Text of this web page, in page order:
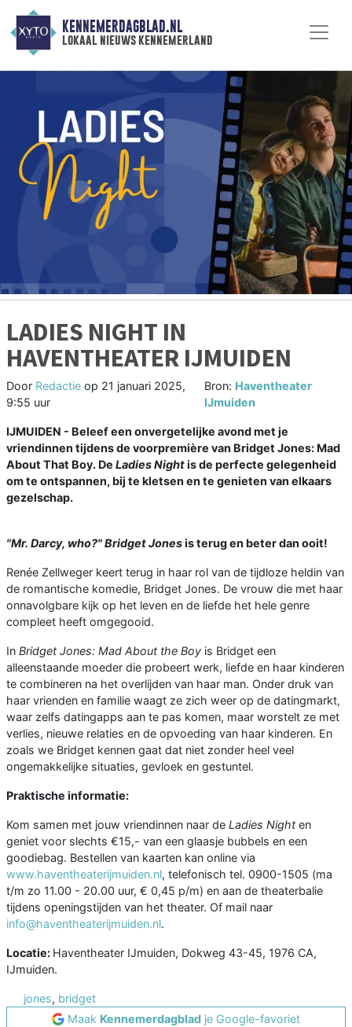
KENNEMERDAGBLAD.NL
lokaal nieuws kennemerland
LADIES NIGHT IN
HAVENTHEATER IJMUIDEN
Door Redactie op 21 januari 2025,
9:55 uur
Bron: Haventheater
IJmuiden
IJMUIDEN - Beleef een onvergetelijke avond met je
vriendinnen tijdens de voorpremière van Bridget Jones: Mad
About That Boy. De Ladies Nightis de perfecte gelegenheid
om te ontspannen, bij te kletsen en te genieten van elkaars
gezelschap.
"Mr. Darcy, who?"Bridget Jonesis terug en beter dan ooit!
Renée Zellweger keert terug in haar rol van de tijdloze heldin van
de romantische komedie, Bridget Jones. De vrouw die met haar
onnavolgbare kijk op het leven en de liefde het hele genre
compleet heeft omgegooid.
In Bridget Jones: Mad About the Boy is Bridget een
alleenstaande moeder die probeert werk, liefde en haar kinderen
te combineren na het overlijden van haar man. Onder druk van
haar vrienden en familie waagt ze zich weer op de datingmarkt,
waar zelfs datingapps aan te pas komen, maar worstelt ze met
verlies, nieuwe relaties en de opvoeding van haar kinderen. En
zoals we Bridget kennen gaat dat niet zonder heel veel
ongemakkelijke situaties, gevloek en gestuntel.
Praktische informatie:
Kom samen met jouw vriendinnen naar de Ladies Night en
geniet voor slechts €15,- van een glaasje bubbels en een
goodiebag. Bestellen van kaarten kan online via
www.haventheaterijmuiden.nl, telefonisch tel. 0900-1505 (ma
t/m zo 11.00 - 20.00 uur, € 0,45 p/m) en aan de theaterbalie
tijdens openingstijden van het theater. Of mail naar
info@haventheaterijmuiden.nl.
Locatie: Haventheater IJmuiden, Dokweg 43-45, 1976 CA,
IJmuiden.
jones, bridget
Maak Kennemerdagblad je Google-favoriet